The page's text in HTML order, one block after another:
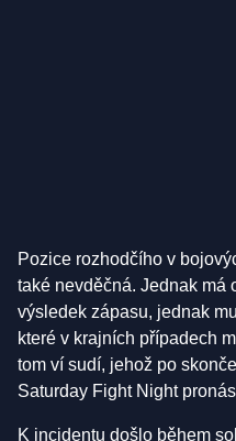
Pozice rozhodčího v
také nevděčná. Jednak má
výsledek zápasu, jednak
které v krajních případech
tom ví sudí, jehož po
Saturday Fight Night
K incidentu došlo během